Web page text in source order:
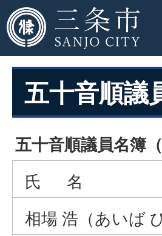
五十音順議
五十音順議員名簿
氏 名
相場 浩（あいば